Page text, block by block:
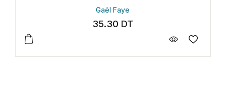
Gaël Faye
35.30 DT